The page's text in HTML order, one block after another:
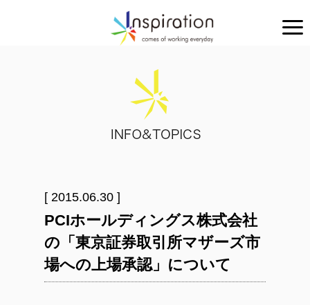
[ 2015.06.30 ]
PCIホールディングス株式会社
の「東京証券取引所マザーズ市
場への上場承認」について